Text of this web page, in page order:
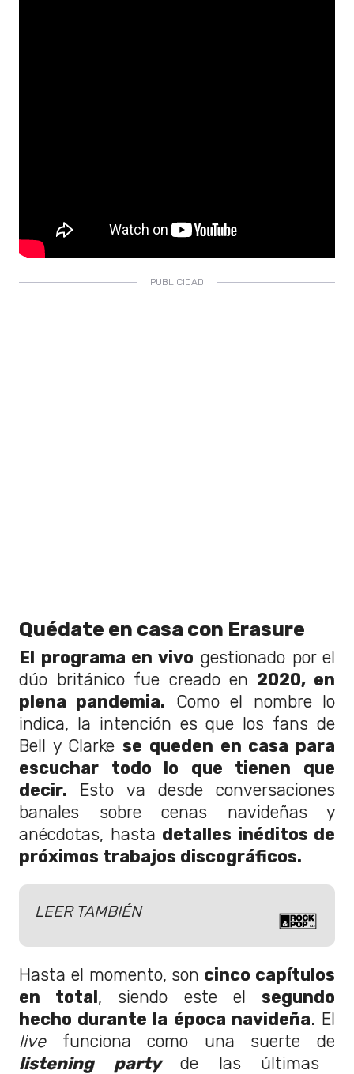
Quédate en casa con Erasure
El programa en vivo gestionado por el
dúo británico fue creado en 2020, en
plena pandemia. Como el nombre lo
indica, la intención es que los fans de
Bell y Clarkese queden en casa para
escuchar todo lo que tienen que
decir. Esto va desde conversaciones
banales sobre cenas navideñas y
anécdotas, hasta detalles inéditos de
próximos trabajos discográficos.
LEER TAMBIÉN
Hasta el momento, son cinco capítulos
en total, siendo este elsegundo
hecho durante la época navideña. El
livefunciona como una suerte de
listening party
de las últimas